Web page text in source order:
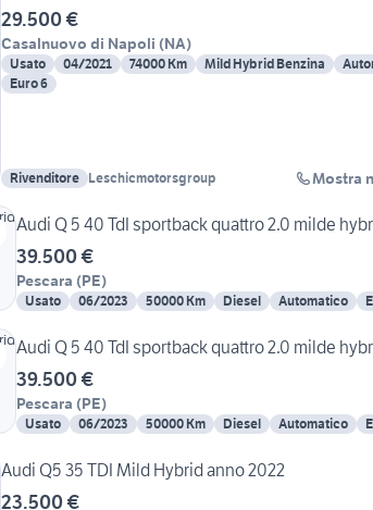
29.500 €
Casalnuovo di Napoli (NA)
Usato 04/2021 74000 Km Mild Hybrid Benzina
Euro 6
Rivenditore Leschicmotorsgroup Mostra
Audi Q 5 40 TdI sportback quattro 2.0 milde
39.500 €
Pescara (PE)
Usato 06/2023 50000 Km Diesel Automatico
Audi Q 5 40 TdI sportback quattro 2.0 milde
39.500 €
Pescara (PE)
Usato 06/2023 50000 Km Diesel Automatico
Audi Q5 35 TDI Mild Hybrid anno 2022
23.500 €